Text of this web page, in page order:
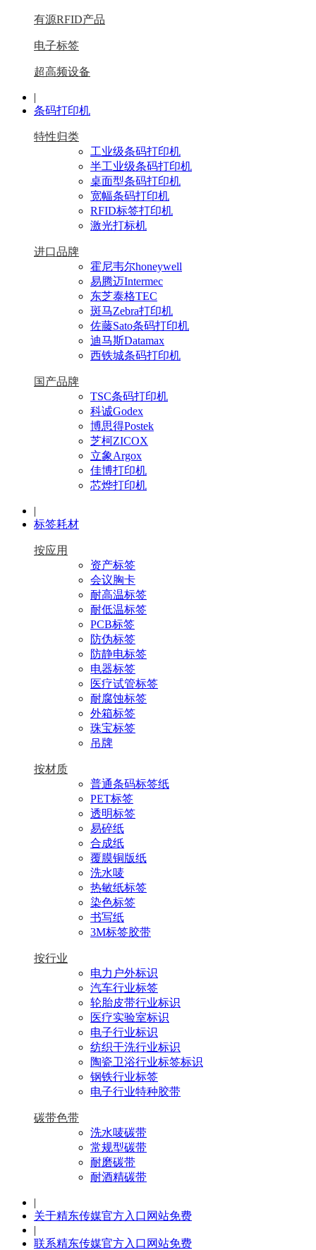
有源RFID产品
电子标签
超高频设备
|
条码打印机
特性归类
工业级条码打印机
半工业级条码打印机
桌面型条码打印机
宽幅条码打印机
RFID标签打印机
激光打标机
进口品牌
霍尼韦尔honeywell
易腾迈Intermec
东芝泰格TEC
斑马Zebra打印机
佐藤Sato条码打印机
迪马斯Datamax
西铁城条码打印机
国产品牌
TSC条码打印机
科诚Godex
博思得Postek
芝柯ZICOX
立象Argox
佳博打印机
芯烨打印机
|
标签耗材
按应用
资产标签
会议胸卡
耐高温标签
耐低温标签
PCB标签
防伪标签
防静电标签
电器标签
医疗试管标签
耐腐蚀标签
外箱标签
珠宝标签
吊牌
按材质
普通条码标签纸
PET标签
透明标签
易碎纸
合成纸
覆膜铜版纸
洗水唛
热敏纸标签
染色标签
书写纸
3M标签胶带
按行业
电力户外标识
汽车行业标签
轮胎皮带行业标识
医疗实验室标识
电子行业标识
纺织干洗行业标识
陶瓷卫浴行业标签标识
钢铁行业标签
电子行业特种胶带
碳带色带
洗水唛碳带
常规型碳带
耐磨碳带
耐酒精碳带
|
关于精东传媒官方入口网站免费
|
联系精东传媒官方入口网站免费